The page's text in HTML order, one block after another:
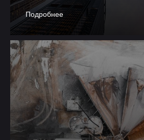
Подробнее